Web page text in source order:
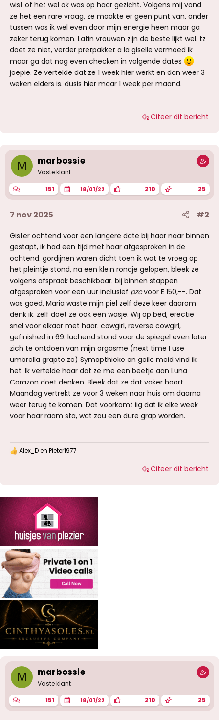
wist of het wel ok was op haar gezicht. Volgens mij vond
ze het een rare vraag, ze maakte er geen punt van. onder
tussen was ik wel even door mijn energie heen maar ga
zeker terug komen. Latin vrouwen zijn de beste lijkt wel. tz
doet ze niet, verder pretpakket a la giselle vermoed ik
maar ga dat nog even checken in volgende dates
joepie. Ze vertelde dat ze 1 week hier werkt en dan weer 3
weken elders is. dusis hier maar 1 week per maand.
Citeer dit bericht
M marbossie
Vaste klant
151 18/01/22 210 25
7 nov 2025 #2
Gister ochtend voor een langere date bij haar naar binnen
gestapt, ik had een tijd met haar afgesproken in de
ochtend. gordijnen waren dicht toen ik wat te vroeg op
het pleintje stond, na een klein rondje gelopen, bleek ze
volgens afspraak beschikbaar. bij binnen stappen
afgesproken voor een uur inclusief pzcvoor E 150,--. Dat
was goed, Maria waste mijn piel zelf deze keer daarom
denk ik. zelf doet ze ook een wasje. Wij op bed, erectie
snel voor elkaar met haar. cowgirl, reverse cowgirl,
gefinished in 69. lachend stond voor de spiegel even later
zich te ontdoen van mijn orgasme (next time I use
umbrella grapte ze) Symapthieke en geile meid vind ik
het. Ik vertelde haar dat ze me een beetje aan Luna
Corazon doet denken. Bleek dat ze dat vaker hoort.
Maandag vertrekt ze voor 3 weken naar huis om daarna
weer terug te komen. Dat voorkomt iig dat ik elke week
voor haar raam sta, wat zou een dure grap worden.
W
i
n
g
e
:
Alex_Den Pieter1977
Citeer dit bericht
M marbossie
Vaste klant
151 18/01/22 210 25